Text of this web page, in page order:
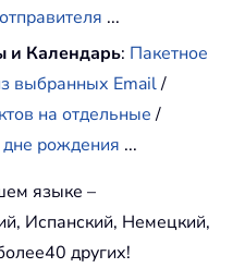
...
и Календарь: Пакетное
выбранных Email/
на отдельные/
рождения ...
языке –
Испанский, Немецкий,
других!